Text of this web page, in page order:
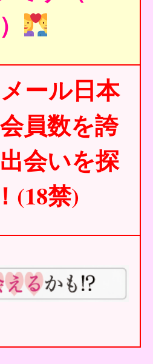
ール日本
員数を誇
会いを探
(18禁)